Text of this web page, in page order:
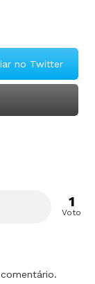
no Twitter
1
Voto